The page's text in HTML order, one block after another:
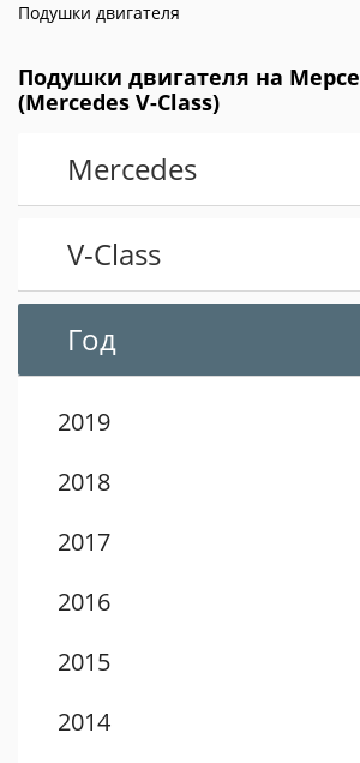
Подушки двигателя
Подушки двигателя на
(Mercedes V-Class)
Mercedes
V-Class
Год
2019
2018
2017
2016
2015
2014